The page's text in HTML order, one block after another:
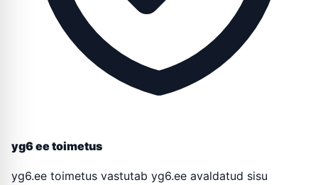
yg6 ee toimetus
yg6.ee toimetus vastutab yg6.ee avaldatud sisu